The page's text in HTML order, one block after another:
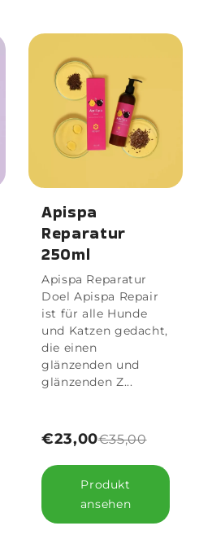
Apispa
Reparatur
250ml
Apispa Reparatur
Doel Apispa Repair
ist für alle Hunde
und Katzen gedacht,
die einen
glänzenden und
glänzenden Z...
€23,00€35,00
Produkt
ansehen